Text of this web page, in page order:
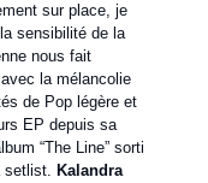
sur place, je
sensibilité de la
nous fait
la mélancolie
de Pop légère et
EP depuis sa
“The Line” sorti
setlist. Kalandra